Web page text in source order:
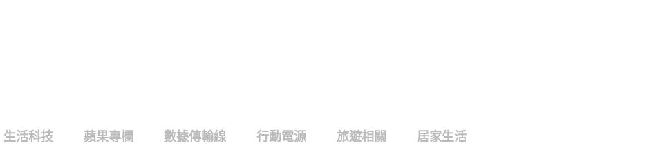
生活科技 蘋果專欄 數據傳輸線 行動電源 旅遊相關 居家生活